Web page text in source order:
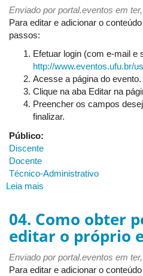
e
recursos
criar
e/ou
editar?
Enviado porportal.eventos em
Para editar e adicionar o
passos:
Efetuar login (com e-mail e
http://www.eventos.ufu.br/
Acesse a página do evento.
Clique na aba Editar na
Preencher os campos
finalizar.
Público:
Discente
Docente
Técnico-Administrativo
Leia mais
editar
o
evento?
04. Como obter
editar o próprio
Enviado porportal.eventos em
Para editar e adicionar o